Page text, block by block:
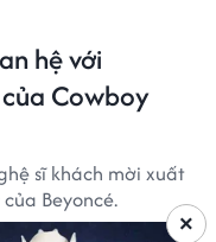
hệ với
Cowboy
sĩ khách mời xuất
Beyoncé.
×